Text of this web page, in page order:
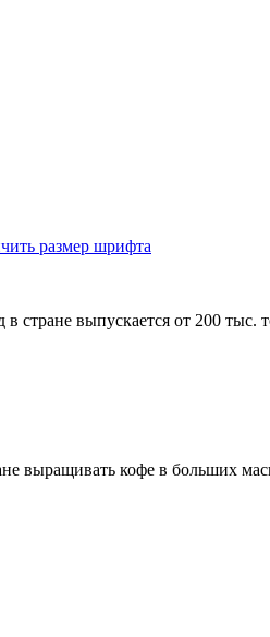
выпускается от 200 тыс.
выращивать кофе в больших